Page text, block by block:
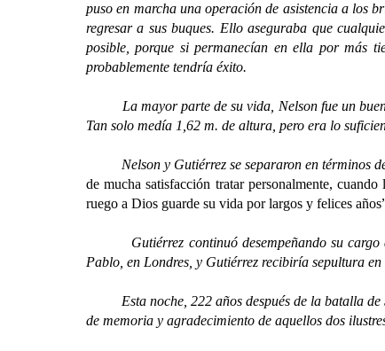
puso en marcha una operación de asistencia a los
regresar a sus buques. Ello aseguraba que
posible, porque si permanecían en ella por más
probablemente tendría éxito.
La mayor parte de su vida, Nelson fue un buen
Tan solo medía 1,62 m. de altura, pero era lo
Nelson y Gutiérrez se separaron en términos de
de mucha satisfacción tratar personalmente,
ruego a Dios guarde su vida por largos y felices
Gutiérrez continuó desempeñando su cargo de
Pablo, en Londres, y Gutiérrez recibiría sepultura
Esta noche, 222 años después de la batalla de
de memoria y agradecimiento de aquellos dos